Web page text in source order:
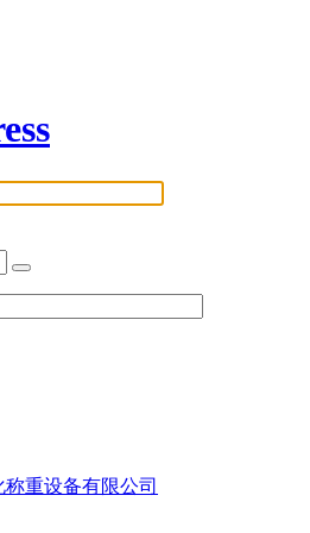
重设备有限公司